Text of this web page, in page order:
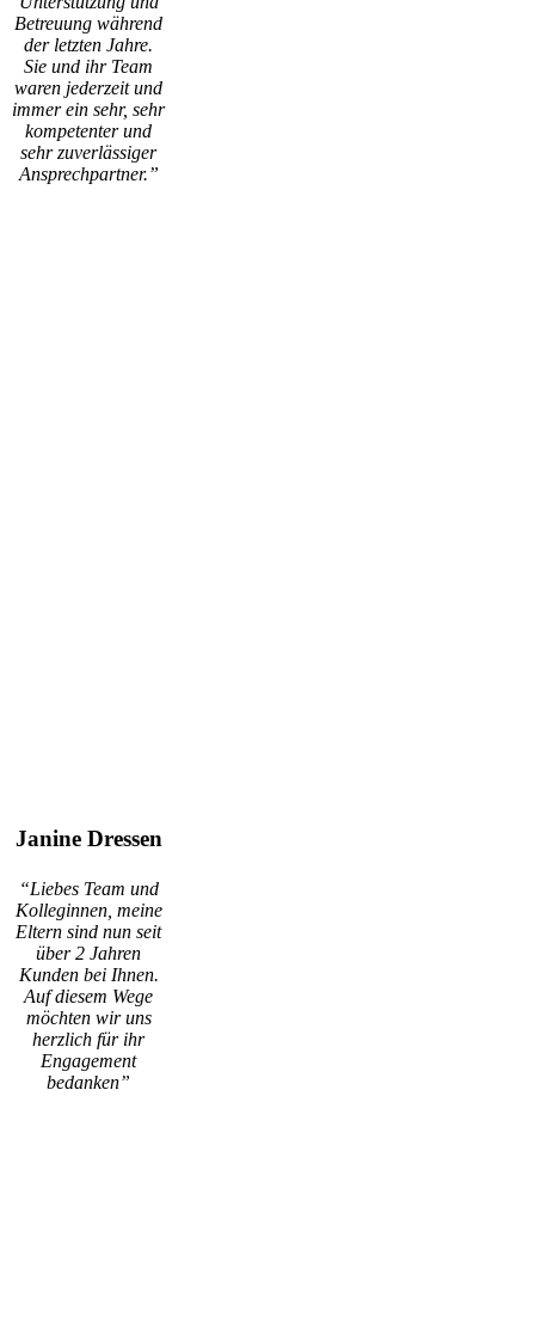
Betreuung während
der letzten Jahre.
Sie und ihr Team
waren jederzeit und
immer ein sehr, sehr
kompetenter und
sehr zuverlässiger
Ansprechpartner.”
Janine Dressen
“Liebes Team und
Kolleginnen, meine
Eltern sind nun seit
über 2 Jahren
Kunden bei Ihnen.
Auf diesem Wege
möchten wir uns
herzlich für ihr
Engagement
bedanken”